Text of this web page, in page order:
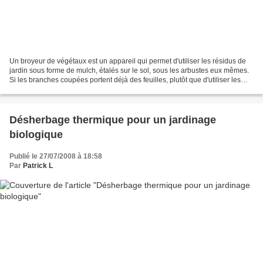
Un broyeur de végétaux est un appareil qui permet d'utiliser les résidus de
jardin sous forme de mulch, étalés sur le sol, sous les arbustes eux mêmes.
Si les branches coupées portent déjà des feuilles, plutôt que d'utiliser les
Désherbage thermique pour un jardinage
biologique
Publié le 27/07/2008 à 18:58
Par Patrick L